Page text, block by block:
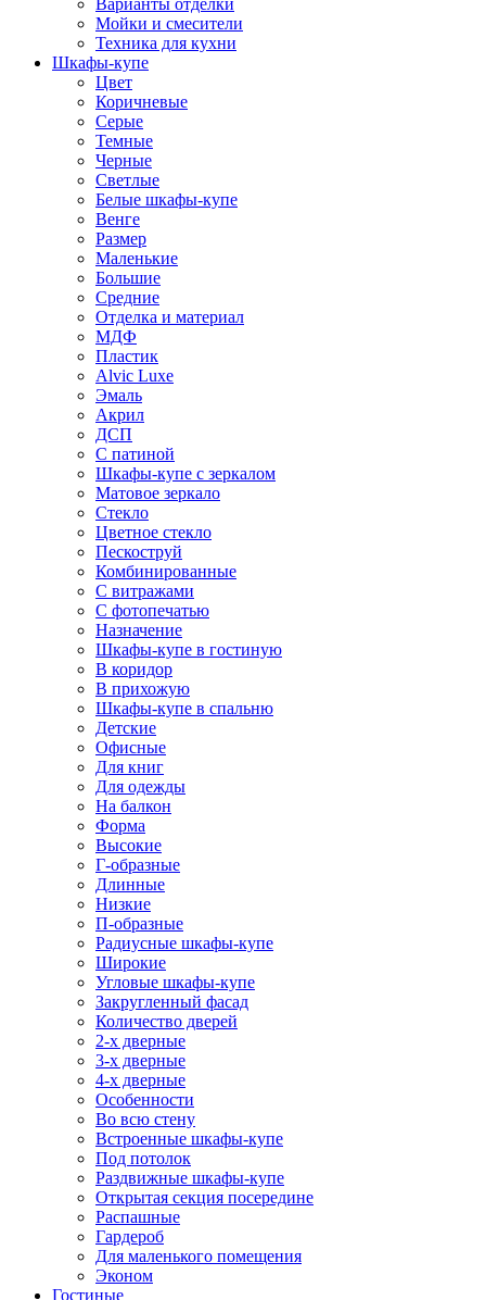
Варианты отделки
Мойки и смесители
Техника для кухни
Шкафы-купе
Цвет
Коричневые
Серые
Темные
Черные
Светлые
Белые шкафы-купе
Венге
Размер
Маленькие
Большие
Средние
Отделка и материал
МДФ
Пластик
Alvic Luxe
Эмаль
Акрил
ДСП
С патиной
Шкафы-купе с зеркалом
Матовое зеркало
Стекло
Цветное стекло
Пескоструй
Комбинированные
С витражами
С фотопечатью
Назначение
Шкафы-купе в гостиную
В коридор
В прихожую
Шкафы-купе в спальню
Детские
Офисные
Для книг
Для одежды
На балкон
Форма
Высокие
Г-образные
Длинные
Низкие
П-образные
Радиусные шкафы-купе
Широкие
Угловые шкафы-купе
Закругленный фасад
Количество дверей
2-х дверные
3-х дверные
4-х дверные
Особенности
Во всю стену
Встроенные шкафы-купе
Под потолок
Раздвижные шкафы-купе
Открытая секция посередине
Распашные
Гардероб
Для маленького помещения
Эконом
Гостиные